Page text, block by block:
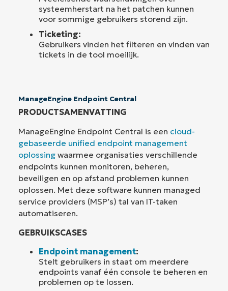
systeemherstart na het patchen kunnen
voor sommige gebruikers storend zijn.
Ticketing:
Gebruikers vinden het filteren en vinden van
tickets in de tool moeilijk.
ManageEngine Endpoint Central
PRODUCTSAMENVATTING
ManageEngine Endpoint Central is een cloud-
gebaseerde unified endpoint management
oplossing waarmee organisaties verschillende
endpoints kunnen monitoren, beheren,
beveiligen en op afstand problemen kunnen
oplossen. Met deze software kunnen managed
service providers (MSP’s) tal van IT-taken
automatiseren.
GEBRUIKSCASES
Endpoint management:
Stelt gebruikers in staat om meerdere
endpoints vanaf één console te beheren en
problemen op te lossen.